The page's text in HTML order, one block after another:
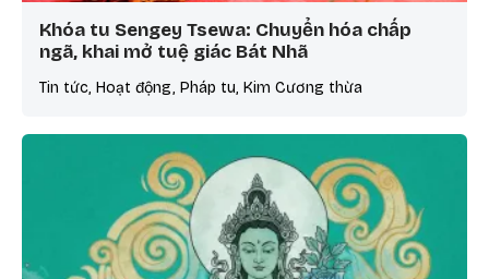
Khóa tu Sengey Tsewa: Chuyển hóa chấp
ngã, khai mở tuệ giác Bát Nhã
Tin tức, Hoạt động, Pháp tu, Kim Cương thừa